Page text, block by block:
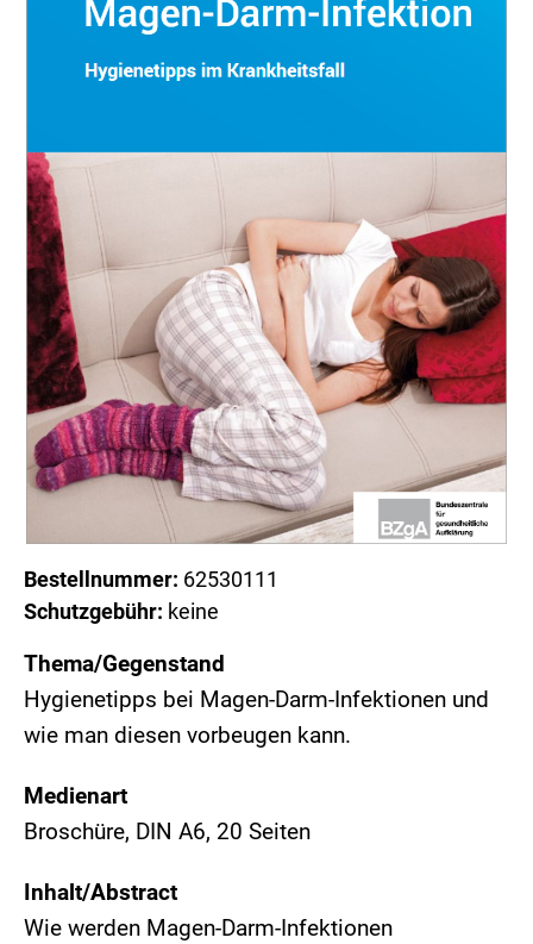
Bestellnummer: 62530111
Schutzgebühr: keine
Thema/Gegenstand
Hygienetipps bei Magen-Darm-Infektionen und
wie man diesen vorbeugen kann.
Medienart
Broschüre, DIN A6, 20 Seiten
Inhalt/Abstract
Wie werden Magen-Darm-Infektionen